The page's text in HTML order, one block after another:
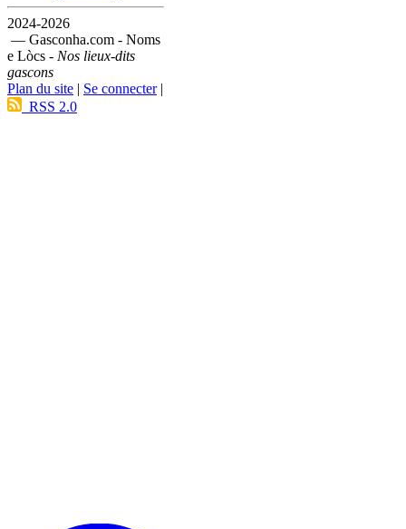
2024-2026
— Gasconha.com - Noms
e Lòcs - Nos lieux-dits
gascons
Plan du site | Se connecter|
RSS 2.0